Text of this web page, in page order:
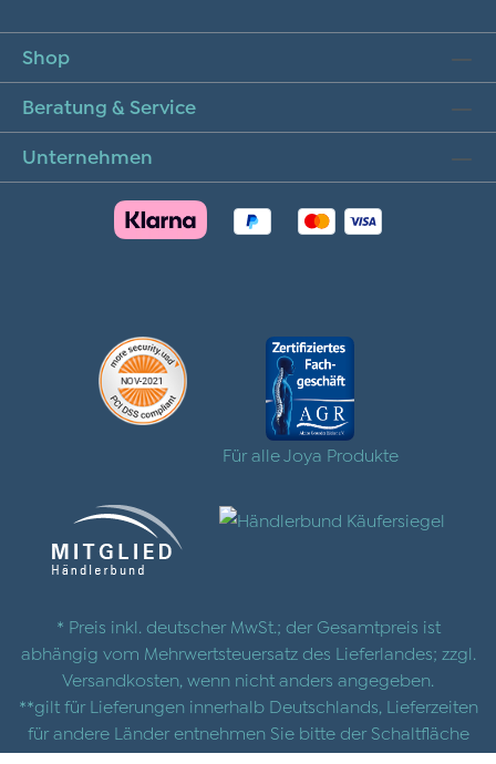
Shop
Beratung & Service
Unternehmen
Für alle Joya Produkte
* Preis inkl. deutscher MwSt.; der Gesamtpreis ist
abhängig vom Mehrwertsteuersatz des Lieferlandes; zzgl.
Versandkosten , wenn nicht anders angegeben.
**gilt für Lieferungen innerhalb Deutschlands, Lieferzeiten
für andere Länder entnehmen Sie bitte der Schaltfläche
mit denVersandinformationen